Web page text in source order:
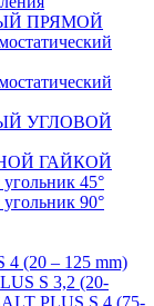
ПРЯМОЙ
УГЛОВОЙ
ГАЙКОЙ
45°
90°
4 (20 – 125 mm)
S 3,2 (20-
PLUS S 4 (75-